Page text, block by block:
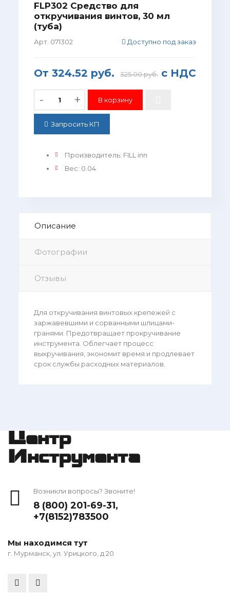
FLP302 Средство для
откручивания винтов, 30 мл
(туба)
Арт. 071302 Доступно под заказ
От 324.52 руб. 325.00 руб.с НДС
- +
Запросить КП
Производитель: FILL inn
Вес: 0.04
Описание
Фотографии
Отзывы
Для откручивания винтовых крепежей с
заржавевшими и сорванными шлицами-
гранями. Предотвращает прокручивание
инструмента. Облегчает процесс
выкручивания, экономит время и продлевает
срок службы расходных материалов.
Центр
Инструмента
Возникли вопросы? Звоните!
8 (800) 201-69-31,
+7(8152)783500
Мы находимся тут
г. Мурманск, ул. Урицкого, д 20